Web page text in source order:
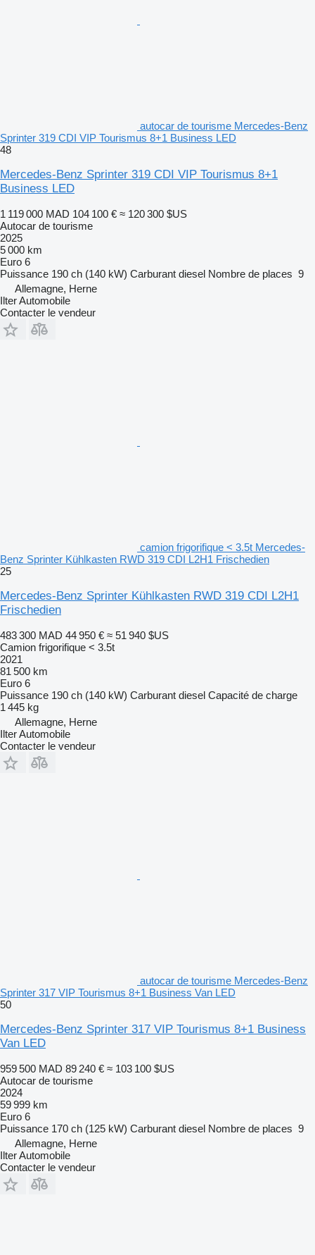
autocar de tourisme Mercedes-Benz
Sprinter 319 CDI VIP Tourismus 8+1 Business LED
48
Mercedes-Benz Sprinter 319 CDI VIP Tourismus 8+1
Business LED
1 119 000 MAD 104 100 € ≈ 120 300 $US
Autocar de tourisme
2025
5 000 km
Euro 6
Puissance 190 ch (140 kW) Carburant diesel Nombre de places 9
Allemagne, Herne
Ilter Automobile
Contacter le vendeur
camion frigorifique < 3.5t Mercedes-
Benz Sprinter Kühlkasten RWD 319 CDI L2H1 Frischedien
25
Mercedes-Benz Sprinter Kühlkasten RWD 319 CDI L2H1
Frischedien
483 300 MAD 44 950 € ≈ 51 940 $US
Camion frigorifique < 3.5t
2021
81 500 km
Euro 6
Puissance 190 ch (140 kW) Carburant diesel Capacité de charge
1 445 kg
Allemagne, Herne
Ilter Automobile
Contacter le vendeur
autocar de tourisme Mercedes-Benz
Sprinter 317 VIP Tourismus 8+1 Business Van LED
50
Mercedes-Benz Sprinter 317 VIP Tourismus 8+1 Business
Van LED
959 500 MAD 89 240 € ≈ 103 100 $US
Autocar de tourisme
2024
59 999 km
Euro 6
Puissance 170 ch (125 kW) Carburant diesel Nombre de places 9
Allemagne, Herne
Ilter Automobile
Contacter le vendeur